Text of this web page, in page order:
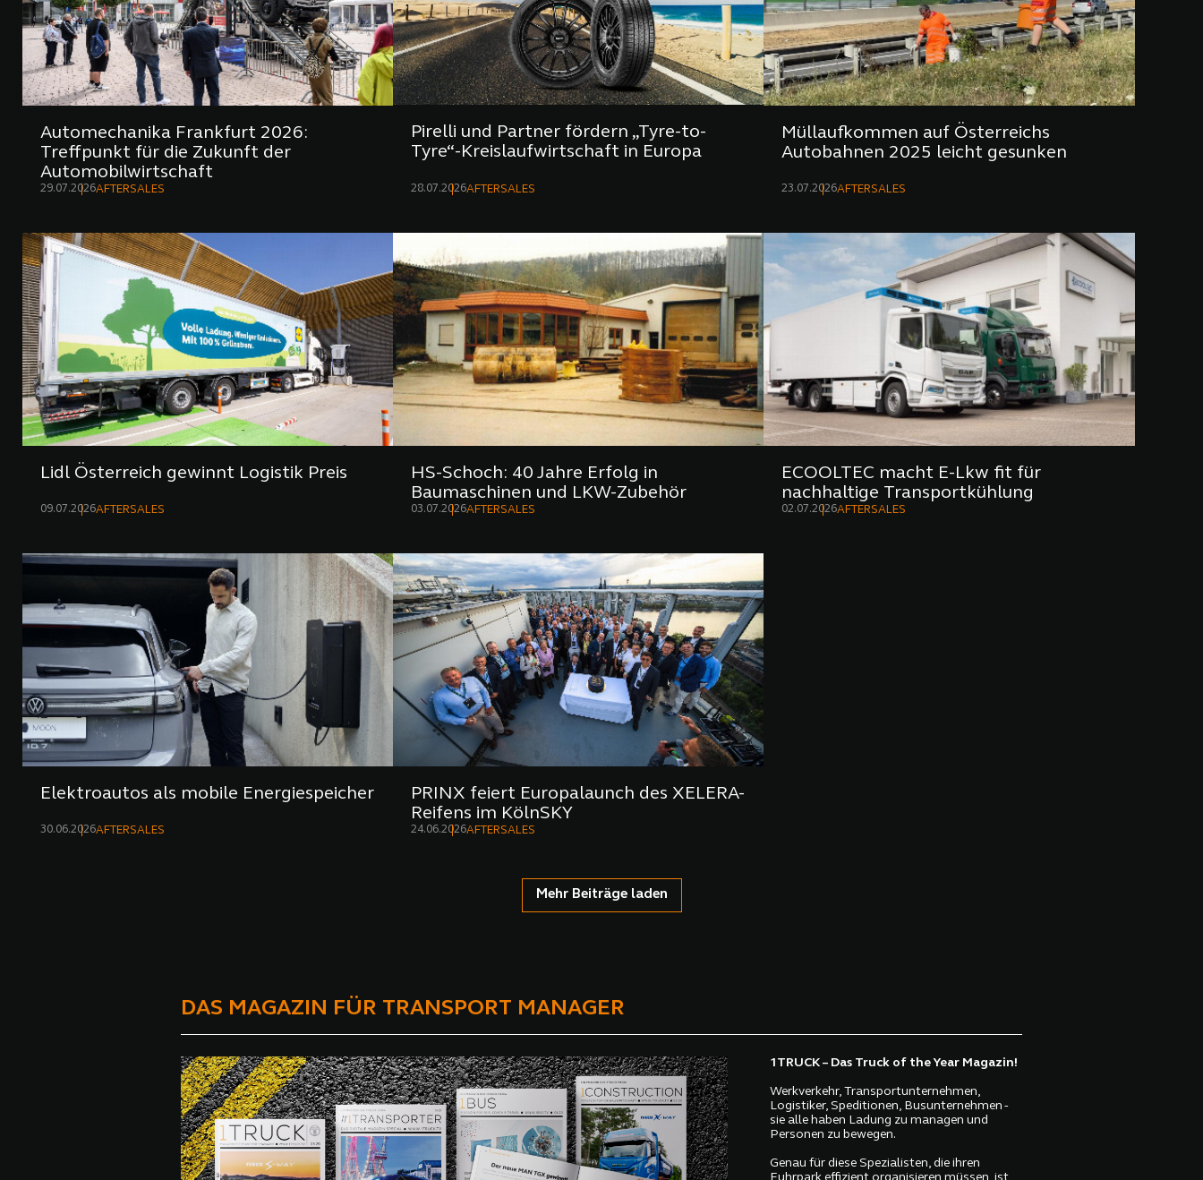
Automechanika Frankfurt 2026:
Treffpunkt für die Zukunft der
Automobilwirtschaft
29.07.2026AFTERSALES
Pirelli und Partner fördern „Tyre-to-
Tyre“-Kreislaufwirtschaft in Europa
28.07.2026AFTERSALES
Müllaufkommen auf Österreichs
Autobahnen 2025 leicht gesunken
23.07.2026AFTERSALES
Lidl Österreich gewinnt Logistik Preis
09.07.2026AFTERSALES
HS-Schoch: 40 Jahre Erfolg in
Baumaschinen und LKW-Zubehör
03.07.2026AFTERSALES
ECOOLTEC macht E-Lkw fit für
nachhaltige Transportkühlung
02.07.2026AFTERSALES
Elektroautos als mobile Energiespeicher
30.06.2026AFTERSALES
PRINX feiert Europalaunch des XELERA-
Reifens im KölnSKY
24.06.2026AFTERSALES
Mehr Beiträge laden
DAS MAGAZIN FÜR TRANSPORT MANAGER
1TRUCK – Das Truck of the Year Magazin!
Werkverkehr, Transportunternehmen,
Logistiker, Speditionen, Busunternehmen -
sie alle haben Ladung zu managen und
Personen zu bewegen.
Genau für diese Spezialisten, die ihren